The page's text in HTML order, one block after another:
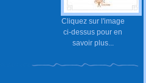
Cliquez sur l'image
ci-dessus pour en
savoir plus...